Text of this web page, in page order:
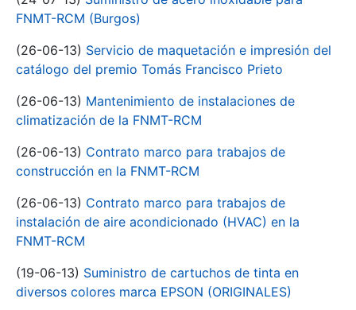
FNMT-RCM (Burgos)
(26-06-13) Servicio de maquetación e impresión del
catálogo del premio Tomás Francisco Prieto
(26-06-13) Mantenimiento de instalaciones de
climatización de la FNMT-RCM
(26-06-13) Contrato marco para trabajos de
construcción en la FNMT-RCM
(26-06-13) Contrato marco para trabajos de
instalación de aire acondicionado (HVAC) en la
FNMT-RCM
(19-06-13) Suministro de cartuchos de tinta en
diversos colores marca EPSON (ORIGINALES)